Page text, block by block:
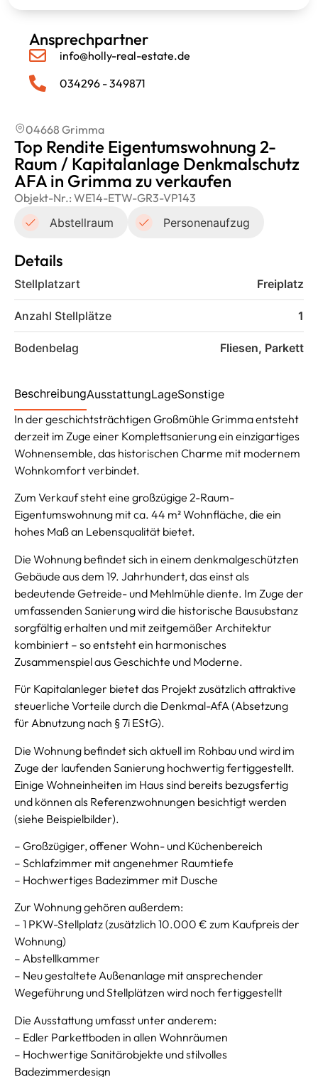
Ansprechpartner
info@holly-real-estate.de
034296 - 349871
04668 Grimma
Top Rendite Eigentumswohnung 2-
Raum / Kapitalanlage Denkmalschutz
AFA in Grimma zu verkaufen
Objekt-Nr.: WE14-ETW-GR3-VP143
Abstellraum
Personenaufzug
Details
Stellplatzart Freiplatz
Anzahl Stellplätze 1
Bodenbelag Fliesen, Parkett
BeschreibungAusstattungLageSonstige
In der geschichtsträchtigen Großmühle Grimma entsteht
derzeit im Zuge einer Komplettsanierung ein einzigartiges
Wohnensemble, das historischen Charme mit modernem
Wohnkomfort verbindet.
Zum Verkauf steht eine großzügige 2-Raum-
Eigentumswohnung mit ca. 44 m² Wohnfläche, die ein
hohes Maß an Lebensqualität bietet.
Die Wohnung befindet sich in einem denkmalgeschützten
Gebäude aus dem 19. Jahrhundert, das einst als
bedeutende Getreide- und Mehlmühle diente. Im Zuge der
umfassenden Sanierung wird die historische Bausubstanz
sorgfältig erhalten und mit zeitgemäßer Architektur
kombiniert – so entsteht ein harmonisches
Zusammenspiel aus Geschichte und Moderne.
Für Kapitalanleger bietet das Projekt zusätzlich attraktive
steuerliche Vorteile durch die Denkmal-AfA (Absetzung
für Abnutzung nach § 7i EStG).
Die Wohnung befindet sich aktuell im Rohbau und wird im
Zuge der laufenden Sanierung hochwertig fertiggestellt.
Einige Wohneinheiten im Haus sind bereits bezugsfertig
und können als Referenzwohnungen besichtigt werden
(siehe Beispielbilder).
– Großzügiger, offener Wohn- und Küchenbereich
– Schlafzimmer mit angenehmer Raumtiefe
– Hochwertiges Badezimmer mit Dusche
Zur Wohnung gehören außerdem:
– 1 PKW-Stellplatz (zusätzlich 10.000 € zum Kaufpreis der
Wohnung)
– Abstellkammer
– Neu gestaltete Außenanlage mit ansprechender
Wegeführung und Stellplätzen wird noch fertiggestellt
Die Ausstattung umfasst unter anderem:
– Edler Parkettboden in allen Wohnräumen
– Hochwertige Sanitärobjekte und stilvolles
Badezimmerdesign